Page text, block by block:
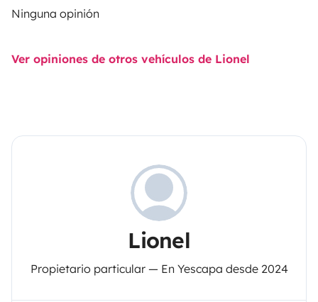
Ninguna opinión
Ver opiniones de otros vehículos de Lionel
Lionel
Propietario particular — En Yescapa desde 2024